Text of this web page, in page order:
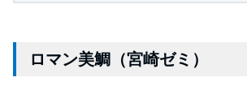
ロマン美鯛（宮崎ゼミ）